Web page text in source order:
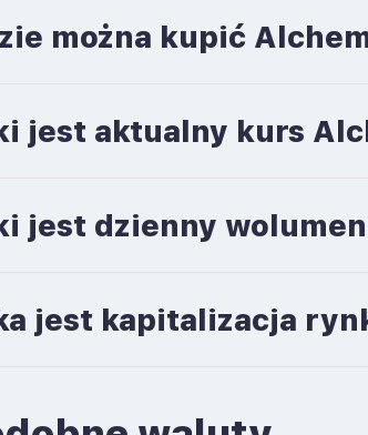
można kupić
jest aktualny kurs
jest dzienny
jest kapitalizacja